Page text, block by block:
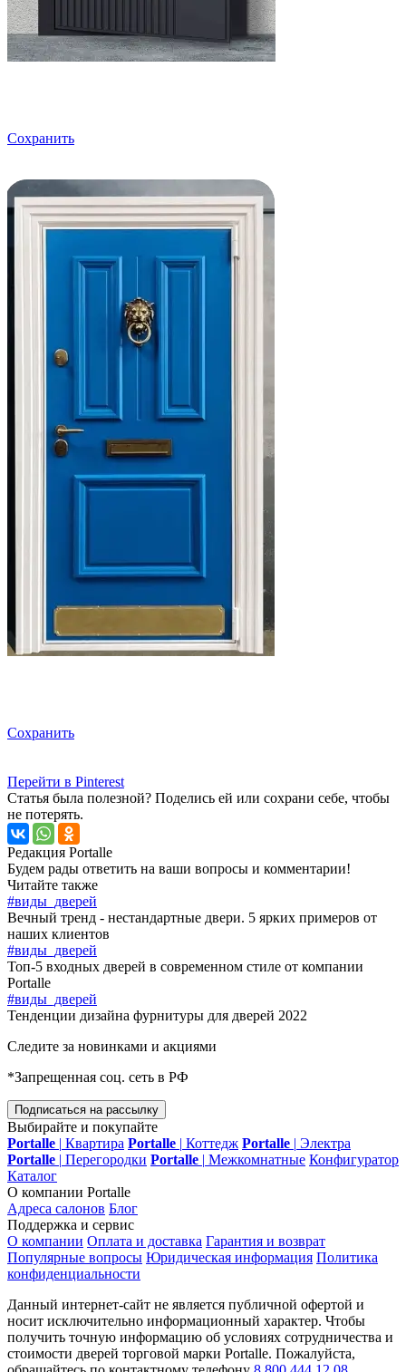
Сохранить
Сохранить
Перейти в Pinterest
Статья была полезной? Поделись ей или сохрани себе, чтобы
не потерять.
Редакция Portalle
Будем рады ответить на ваши вопросы и комментарии!
Читайте также
#виды_дверей
Вечный тренд - нестандартные двери. 5 ярких примеров от
наших клиентов
#виды_дверей
Топ-5 входных дверей в современном стиле от компании
Portalle
#виды_дверей
Тенденции дизайна фурнитуры для дверей 2022
Следите за новинками и акциями
*Запрещенная соц. сеть в РФ
Подписаться на рассылку
Выбирайте и покупайте
Portalle | Квартира Portalle | Коттедж Portalle | Электра
Portalle | Перегородки Portalle | Межкомнатные Конфигуратор
Каталог
О компании Portalle
Адреса салонов Блог
Поддержка и сервис
О компании Оплата и доставка Гарантия и возврат
Популярные вопросы Юридическая информация Политика
конфиденциальности
Данный интернет-сайт не является публичной офертой и
носит исключительно информационный характер. Чтобы
получить точную информацию об условиях сотрудничества и
стоимости дверей торговой марки Portalle. Пожалуйста,